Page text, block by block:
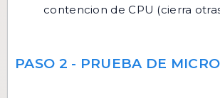
contencion de CPU (cierra
PASO 2 - PRUEBA DE